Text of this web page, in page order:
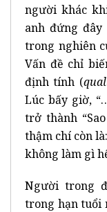
người khác
anh đứng đây
trong nghiên
Vấn đề chỉ
định tính (
Lúc bấy giờ,
trở thành
thậm chí còn
không làm gì
Người trong
trong hạn tuổi